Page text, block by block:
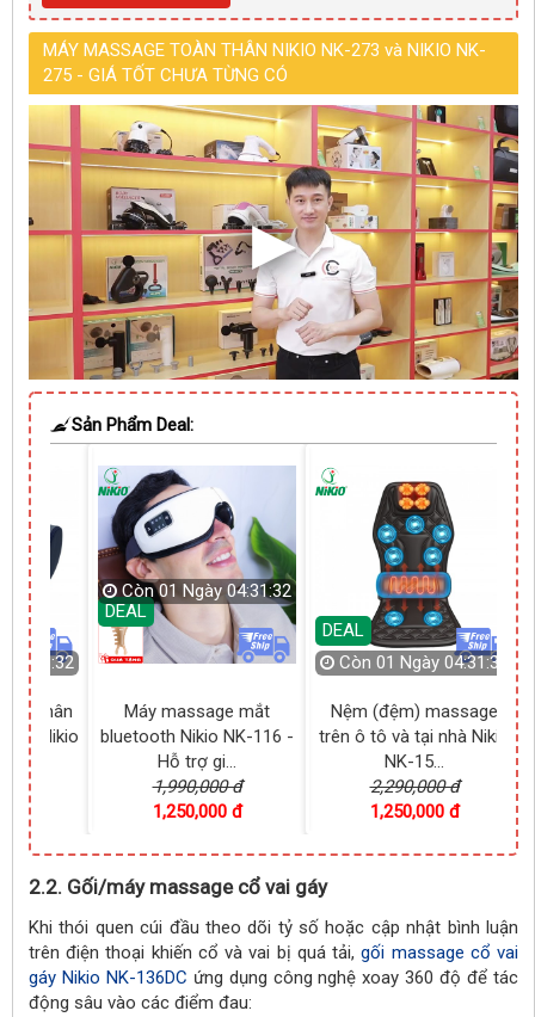
MÁY MASSAGE TOÀN THÂN NIKIO NK-273 và NIKIO NK-
275 - GIÁ TỐT CHƯA TỪNG CÓ
Sản Phẩm Deal:
116 -
DEAL
Còn01 Ngày 04:31:30
Nệm (đệm) massage
trên ô tô và tại nhà Nikio
NK-15...
2,290,000 đ
1,250,000 đ
DEAL
Còn01 Ngày 04:31:30
Máy tập chân điện cho
người già, bị tai biến
Boost...
3,800,000 đ
1,950,000 đ
2.2. Gối/máy massage cổ vai gáy
Khi thói quen cúi đầu theo dõi tỷ số hoặc cập nhật bình luận
trên điện thoại khiến cổ và vai bị quá tải,gối massage cổ vai
gáy Nikio NK-136DC ứng dụng công nghệ xoay 360 độ để tác
động sâu vào các điểm đau: